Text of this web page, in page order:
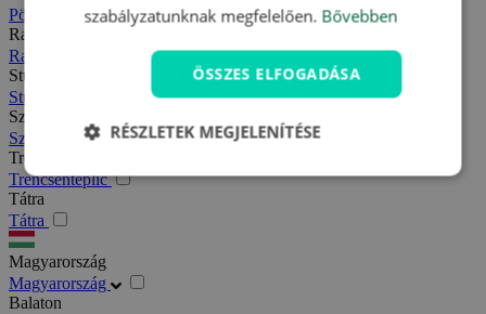
Pöstyén
Rajecfürdő
Rajecfürdő
Stubnyafürdő
Stubnyafürdő
Szlovák paradicsom
Szlovák paradicsom
Trencsénteplic
Trencsénteplic
Tátra
Tátra
Magyarország
Magyarország
Balaton
szabályzatunknak megfelelően. Bővebben
ÖSSZES ELFOGADÁSA
RÉSZLETEK MEGJELENÍTÉSE